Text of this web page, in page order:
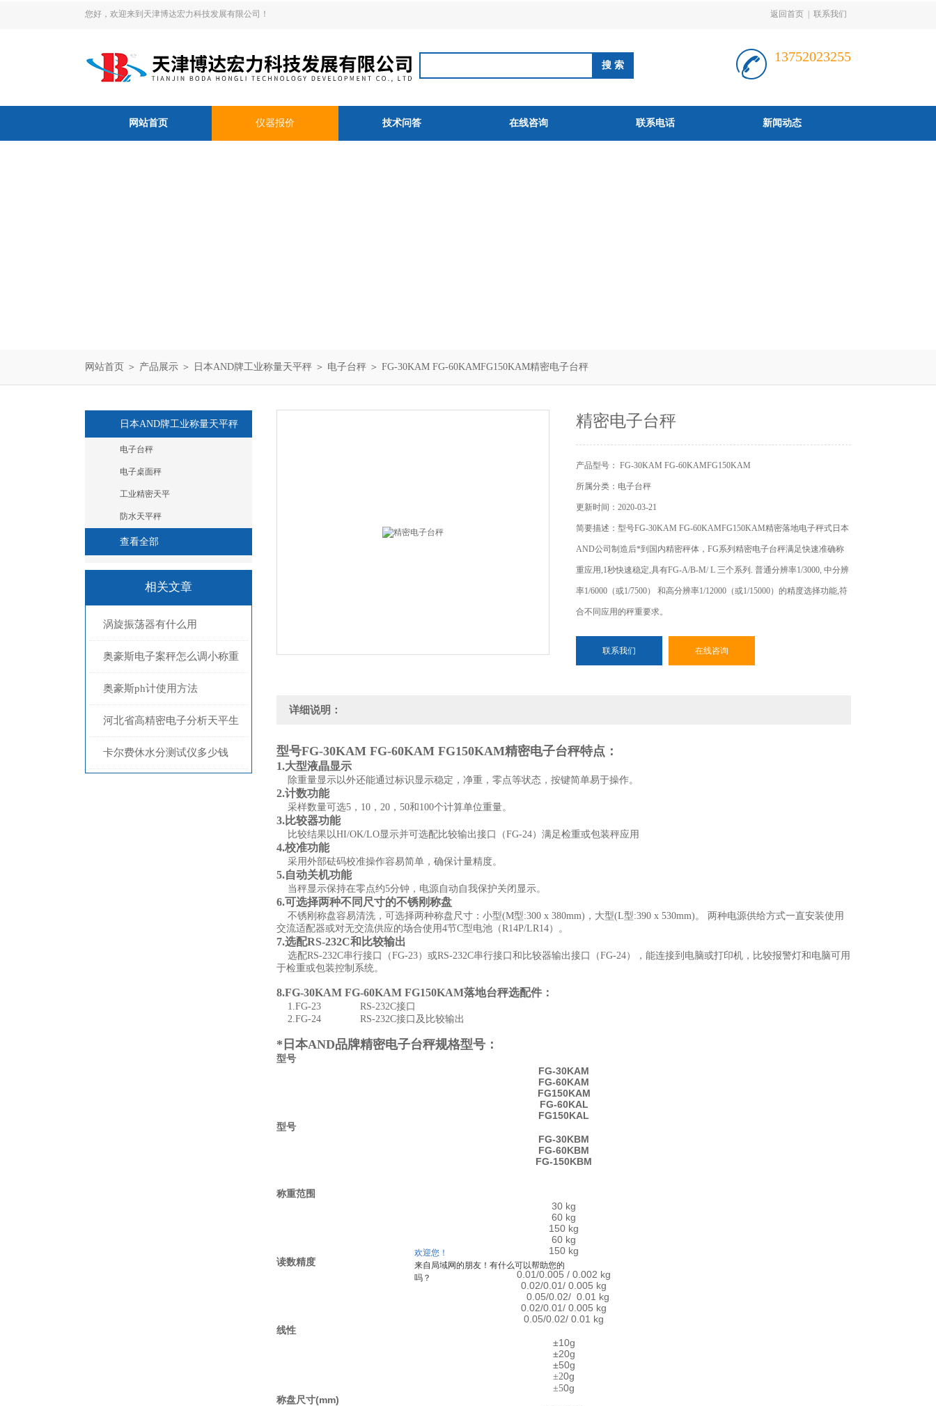
欢迎您！
来自局域网的朋友！有什么可以帮助您的
吗？
您好，欢迎来到天津博达宏力科技发展有限公司！ 返回首页 联系我们
13752023255
网站首页 仪器报价 技术问答 在线咨询 联系电话 新闻动态
网站首页 ＞ 产品展示 ＞ 日本AND牌工业称量天平秤 ＞ 电子台秤 ＞ FG-30KAM FG-60KAMFG150KAM精密电子台秤
日本AND牌工业称量天平秤
电子台秤
电子桌面秤
工业精密天平
防水天平秤
查看全部
相关文章
涡旋振荡器有什么用
奥豪斯电子案秤怎么调小称重
奥豪斯ph计使用方法
河北省高精密电子分析天平生
产与销售：科技前沿的精准之
卡尔费休水分测试仪多少钱
精密电子台秤
产品型号： FG-30KAM FG-60KAMFG150KAM
所属分类：电子台秤
更新时间：2020-03-21
简要描述：型号FG-30KAM FG-60KAMFG150KAM精密落地电子秤式日本
AND公司制造后*到国内精密秤体，FG系列精密电子台秤满足快速准确称
重应用,1秒快速稳定,具有FG-A/B-M/ L 三个系列. 普通分辨率1/3000, 中分辨
率1/6000（或1/7500） 和高分辨率1/12000（或1/15000）的精度选择功能,符
合不同应用的秤重要求。
联系我们 在线咨询
详细说明：
型号FG-30KAM FG-60KAM FG150KAM精密电子台秤特点：
1.大型液晶显示
除重量显示以外还能通过标识显示稳定，净重，零点等状态，按键简单易于操作。
2.计数功能
采样数量可选5，10，20，50和100个计算单位重量。
3.比较器功能
比较结果以HI/OK/LO显示并可选配比较输出接口（FG-24）满足检重或包装秤应用
4.校准功能
采用外部砝码校准操作容易简单，确保计量精度。
5.自动关机功能
当秤显示保持在零点约5分钟，电源自动自我保护关闭显示。
6.可选择两种不同尺寸的不锈刚称盘
不锈刚称盘容易清洗，可选择两种称盘尺寸：小型(M型:300 x 380mm)，大型(L型:390 x 530mm)。 两种电源供给方式一直安装使用
交流适配器或对无交流供应的场合使用4节C型电池（R14P/LR14）。
7.选配RS-232C和比较输出
选配RS-232C串行接口（FG-23）或RS-232C串行接口和比较器输出接口（FG-24），能连接到电脑或打印机，比较报警灯和电脑可用
于检重或包装控制系统。
8.FG-30KAM FG-60KAM FG150KAM落地台秤选配件：
1.FG-23 RS-232C接口
2.FG-24 RS-232C接口及比较输出
*日本AND品牌精密电子台秤规格型号：
型号
FG-30KAM
FG-60KAM
FG150KAM
FG-60KAL
FG150KAL
型号
FG-30KBM
FG-60KBM
FG-150KBM
称重范围
30 kg
60 kg
150 kg
60 kg
150 kg
读数精度
0.01/0.005 / 0.002 kg
0.02/0.01/ 0.005 kg
0.05/0.02/ 0.01 kg
0.02/0.01/ 0.005 kg
0.05/0.02/ 0.01 kg
线性
±10g
±20g
±50g
±20g
±50g
称盘尺寸(mm)